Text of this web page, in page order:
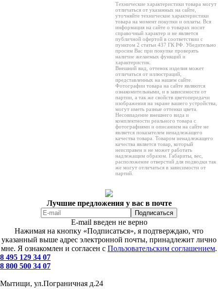
Технические характеристики товара могут
отличаться от указанных на сайте,
уточняйте технические характеристики
товара на момент покупки и оплаты. Вся
информация на сайте о товарах носит
справочный характер и не является
публичной офертой в соответствии с
пунктом 2 статьи 437 ГК РФ. Убедительно
просим Вас при покупке проверять
наличие желаемых функций и
характеристик.
Внешний вид, оттенок изделия может
отличаться от иллюстраций,
представленных на нашем сайте.
Фотографии товара на сайте являются
ознакомительными, и в зависимости от
партии, а так же свойств цветопередачи
изображения на экране вашего устройства,
могут иметь разные оттенки цвета.
Несовпадение внешнего вида и
комплектности реального товара с
фотографиями и описанием на сайте не
является показателем ненадлежащего
качества товара. Товаром ненадлежащего
качества является товар, который
неисправен и не может работать
надлежащим образом. Габариты, вес,
расположение отверстий для подводки так
же могут отличаться в зависимости от
партий.
Лучшие предложения у вас в почте
E-mail введен не верно
Нажимая на кнопку «Подписаться», я подтверждаю, что
указанный выше адрес электронной почты, принадлежит лично
мне. Я ознакомлен и согласен с Пользовательским соглашением.
8 495 129 34 07
8 800 500 34 07
Мытищи, ул.Пограничная д.24